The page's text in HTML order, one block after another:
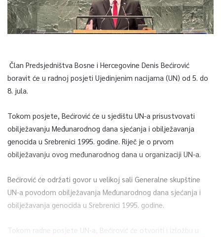
Član Predsjedništva Bosne i Hercegovine Denis Bećirović
boravit će u radnoj posjeti Ujedinjenim nacijama (UN) od 5. do
8. jula.
Tokom posjete, Bećirović će u sjedištu UN-a prisustvovati
obilježavanju Međunarodnog dana sjećanja i obilježavanja
genocida u Srebrenici 1995. godine. Riječ je o prvom
obilježavanju ovog međunarodnog dana u organizaciji UN-a.
Bećirović će održati govor u velikoj sali Generalne skupštine
UN-a povodom obilježavanja Međunarodnog dana sjećanja i
obilježavanja genocida u Srebrenici 1995. godine.
Tokom radne posjete UN-a, Bećirović će otvoriti i izložbu u